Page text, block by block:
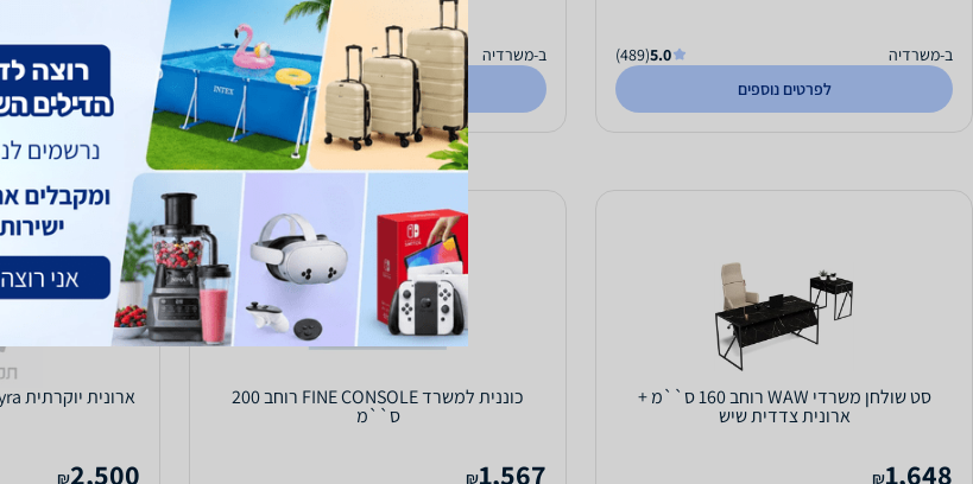
ב-משרדיה 5.0
(489)
לפרטים נוספים
ב-משרדיה 5.0
(489)
לפרטים נוספים
ב-משרדיה
סט שולחן משרדי WAW רוחב 160 ס``מ +
ארונית צדדית שיש
1,648
₪
כוננית למשרד FINE CONSOLE רוחב 200
ס``מ
1,567
₪
ארונית יוקרתית Kayra גוון UD רוחב 220 ס``מ
2,500
₪